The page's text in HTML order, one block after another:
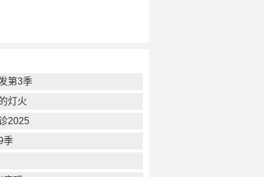
第3季
灯火
2025
季